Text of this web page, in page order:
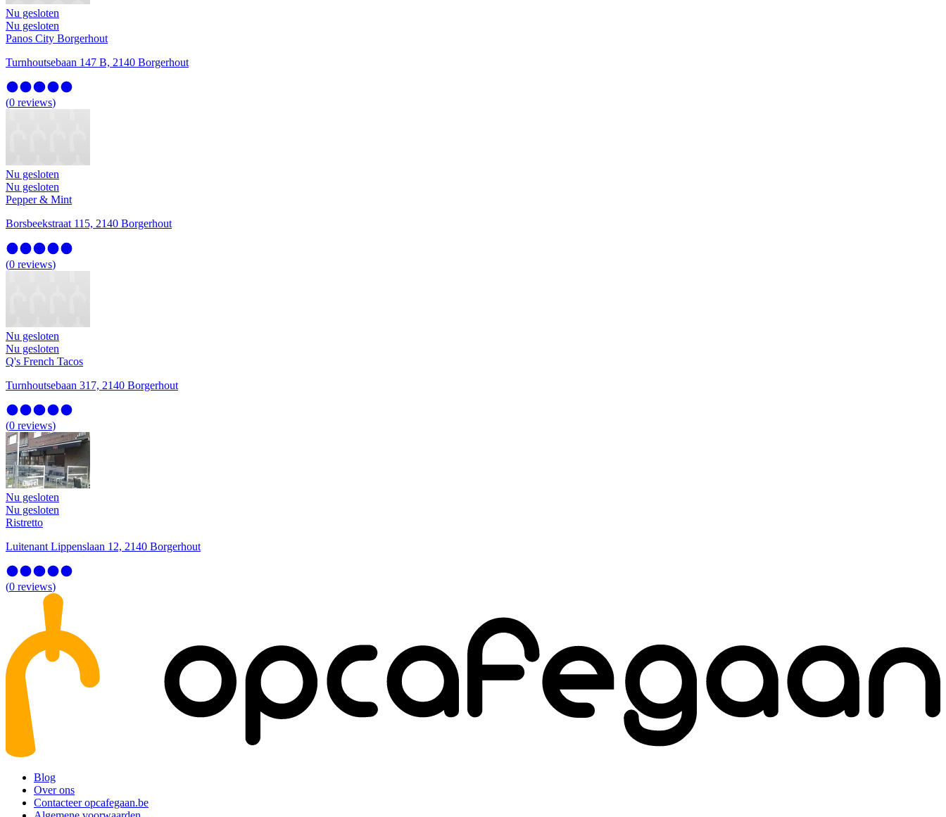
Nu gesloten
Nu gesloten
Panos City Borgerhout
Turnhoutsebaan 147 B, 2140 Borgerhout
(0 reviews)
Nu gesloten
Nu gesloten
Pepper & Mint
Borsbeekstraat 115, 2140 Borgerhout
(0 reviews)
Nu gesloten
Nu gesloten
Q's French Tacos
Turnhoutsebaan 317, 2140 Borgerhout
(0 reviews)
Nu gesloten
Nu gesloten
Ristretto
Luitenant Lippenslaan 12, 2140 Borgerhout
(0 reviews)
Blog
Over ons
Contacteer opcafegaan.be